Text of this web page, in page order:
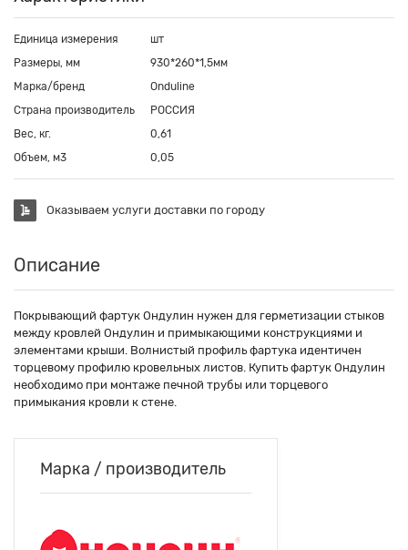
Единица измерения
шт
Размеры, мм
930*260*1,5мм
Марка/бренд
Onduline
Страна производитель
РОССИЯ
Вес, кг.
0,61
Объем, м3
0,05
Оказываем услуги доставки по городу
Описание
Покрывающий фартук Ондулин нужен для герметизации стыков
между кровлей Ондулин и примыкающими конструкциями и
элементами крыши. Волнистый профиль фартука идентичен
торцевому профилю кровельных листов. Купить фартук Ондулин
необходимо при монтаже печной трубы или торцевого
примыкания кровли к стене.
Марка / производитель